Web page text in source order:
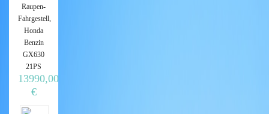
Raupen-
Fahrgestell,
Honda
Benzin
GX630
21PS
13990,00
€